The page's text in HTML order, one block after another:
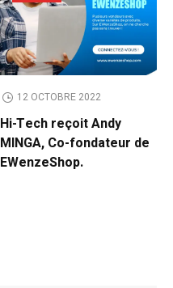
12 OCTOBRE 2022
Hi-Tech reçoit Andy
MINGA, Co-fondateur de
EWenzeShop.